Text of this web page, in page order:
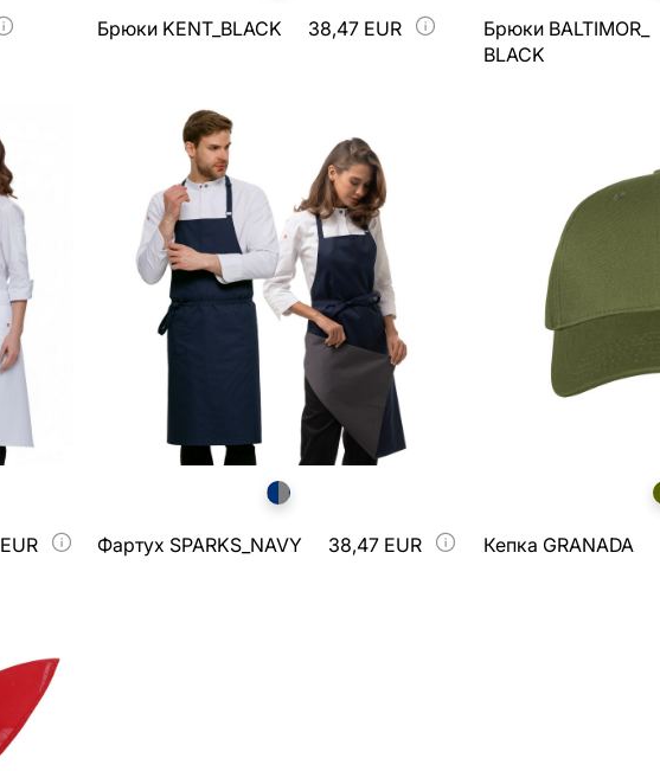
Брюки KENT_BLACK 38,47 EUR
Брюки BALTIMOR_
BLACK
Фартух SPARKS_NAVY 38,47 EUR Кепка GRANADA